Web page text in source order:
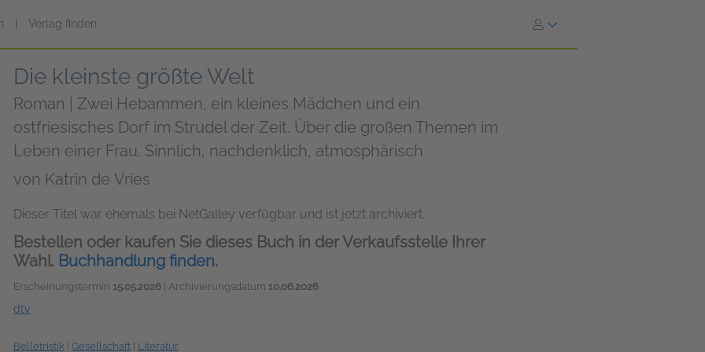
Verlag finden
Die kleinste größte Welt
Roman | Zwei Hebammen, ein kleines Mädchen und ein
ostfriesisches Dorf im Strudel der Zeit. Über die großen Themen im
Leben einer Frau. Sinnlich, nachdenklich, atmosphärisch
von Katrin de Vries
Dieser Titel war ehemals bei NetGalley verfügbar und ist jetzt archiviert.
Bestellen oder kaufen Sie dieses Buch in der Verkaufsstelle Ihrer
Wahl. Buchhandlung finden.
Erscheinungstermin 15.05.2026 | Archivierungsdatum 10.06.2026
dtv
Belletristik Gesellschaft Literatur